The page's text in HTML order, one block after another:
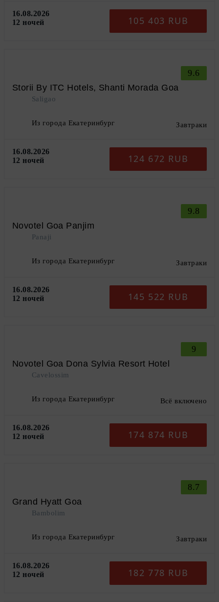
16.08.2026
12 ночей
105 403 RUB
9.6
Storii By ITC Hotels, Shanti Morada Goa
Saligao
Из города Екатеринбург Завтраки
16.08.2026
12 ночей
124 672 RUB
9.8
Novotel Goa Panjim
Panaji
Из города Екатеринбург Завтраки
16.08.2026
12 ночей
145 522 RUB
9
Novotel Goa Dona Sylvia Resort Hotel
Cavelossim
Из города Екатеринбург Всё включено
16.08.2026
12 ночей
174 874 RUB
8.7
Grand Hyatt Goa
Bambolim
Из города Екатеринбург Завтраки
16.08.2026
12 ночей
182 778 RUB